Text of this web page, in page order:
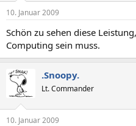
10. Januar 2009
Schön zu sehen diese
Computing sein muss.
.Snoopy.
Lt. Commander
10. Januar 2009